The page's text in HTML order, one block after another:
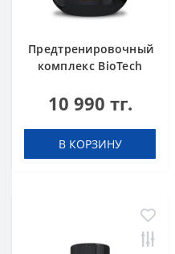
Предтренировочный
комплекс BioTech
капсул
10 990 тг.
В КОРЗИНУ